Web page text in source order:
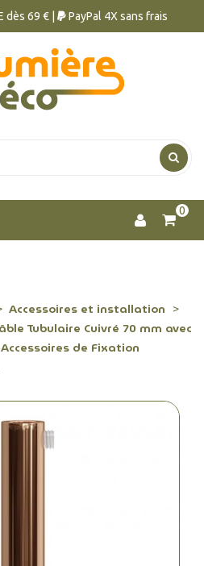
dès 69 € | PayPal 4X sans frais
0
Accessoires et installation
Tubulaire Cuivré 70 mm avec
de Fixation